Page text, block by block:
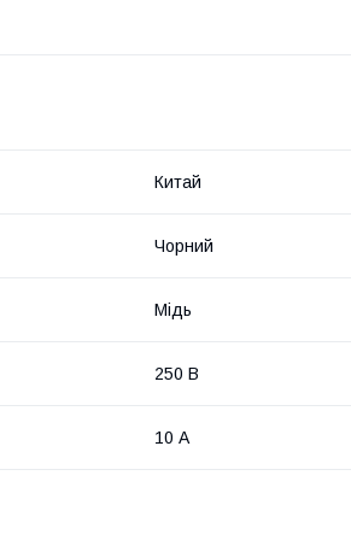
Китай
Чорний
Мідь
250 В
10 А